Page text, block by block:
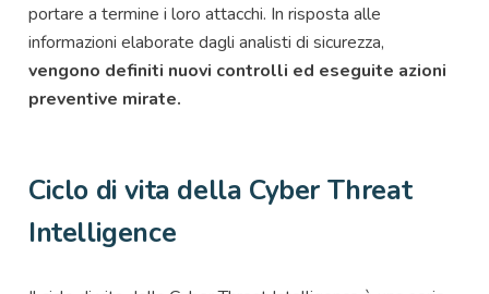
portare a termine i loro attacchi. In risposta alle
informazioni elaborate dagli analisti di sicurezza,
vengono definiti nuovi controlli ed eseguite azioni
preventive mirate.
Ciclo di vita della Cyber Threat
Intelligence